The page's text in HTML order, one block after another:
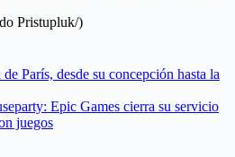
Pristupluk/)
París, desde su concepción hasta la
Epic Games cierra su servicio
juegos